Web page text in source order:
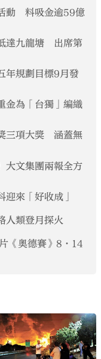
動 料吸金逾59億
達九龍塘 出席第
年規劃目標9月發
金為「台獨」編織
三項大獎 涵蓋無
大文集團兩報全方
來「好收成」
人類登月探火
《奧德賽》8·14